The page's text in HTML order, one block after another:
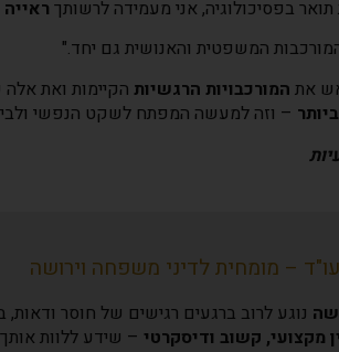
בפסיכולוגיה, אני מעמידה לרשותך
המשפטית והאנושית גם יחד."
את המורכבויות הרגשיות הקיימות ואת
– וזה למעשה המפתח לשקט הנפשי
– מומחית לדיני משפחה וירושה
נוגע לרוב ברגעים רגישים של חוסר
מקצועי, קשוב ודיסקרטי – שידע ללוות